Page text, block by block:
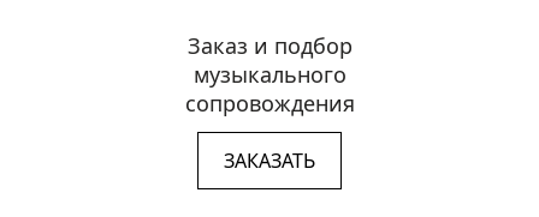
Заказ и подбор
музыкального
сопровождения
ЗАКАЗАТЬ